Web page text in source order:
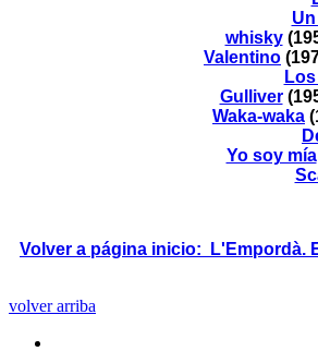
whisky
Valentino
Gulliver
Waka-waka
Yo soy mía
Volver a página inicio: L'Empordà.
volver arriba